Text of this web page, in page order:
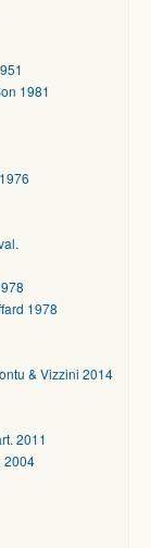
1981
1978
& Vizzini 2014
2011
2004